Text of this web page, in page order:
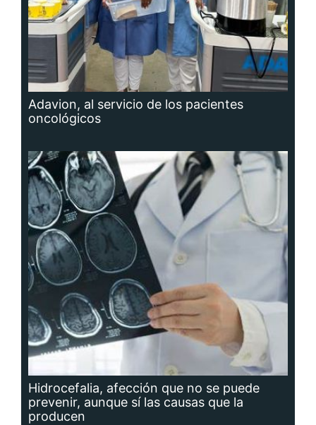
Adavion, al servicio de los pacientes
oncológicos
Hidrocefalia, afección que no se puede
prevenir, aunque sí las causas que la
producen